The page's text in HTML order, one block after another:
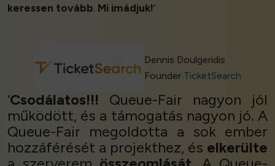
keressen tovább. Mi imádjuk!’
Dennis Doulgeridis
Founder TicketSearch
‘Csodálatos!!! Queue-Fair nagyon jól
működött, és a támogatás nagyon jó. A
Queue-Fair megoldotta a sok ember
hozzáférését a projekthez, és elkerülte